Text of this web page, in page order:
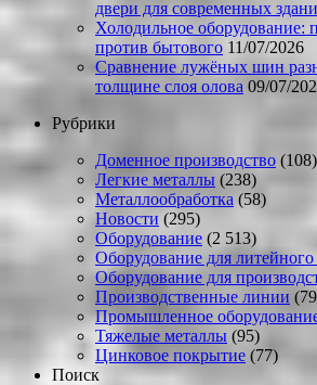
двери для современных
Холодильное
против бытового 11/07/2026
Сравнение лужёных шин
толщине слоя олова 09/07/
Рубрики
Доменное производство (108)
Легкие металлы (238)
Металлообработка (58)
Новости (295)
Оборудование (2 513)
Оборудование для литейного
Оборудование для
Производственные линии
Промышленное
Тяжелые металлы (95)
Цинковое покрытие (77)
Поиск